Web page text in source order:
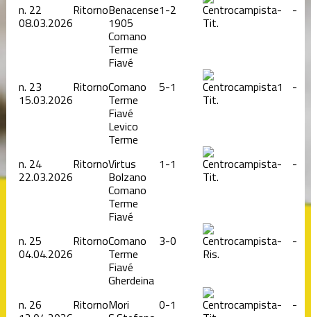
n. 22
08.03.2026
RitornoBenacense
1905
Comano
Terme
Fiavé
1-2
Tit.
- -
n. 23
15.03.2026
RitornoComano
Terme
Fiavé
Levico
Terme
5-1
Tit.
1 -
n. 24
22.03.2026
RitornoVirtus
Bolzano
Comano
Terme
Fiavé
1-1
Tit.
- -
n. 25
04.04.2026
RitornoComano
Terme
Fiavé
Gherdeina
3-0
Ris.
- -
n. 26 RitornoMori 0-1 - -